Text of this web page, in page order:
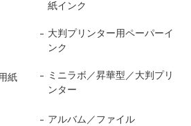
紙インク
大判プリンター用ペーパーイ
ンク
紙
ミニラボ／昇華型／大判プリ
ンター
アルバム／ファイル